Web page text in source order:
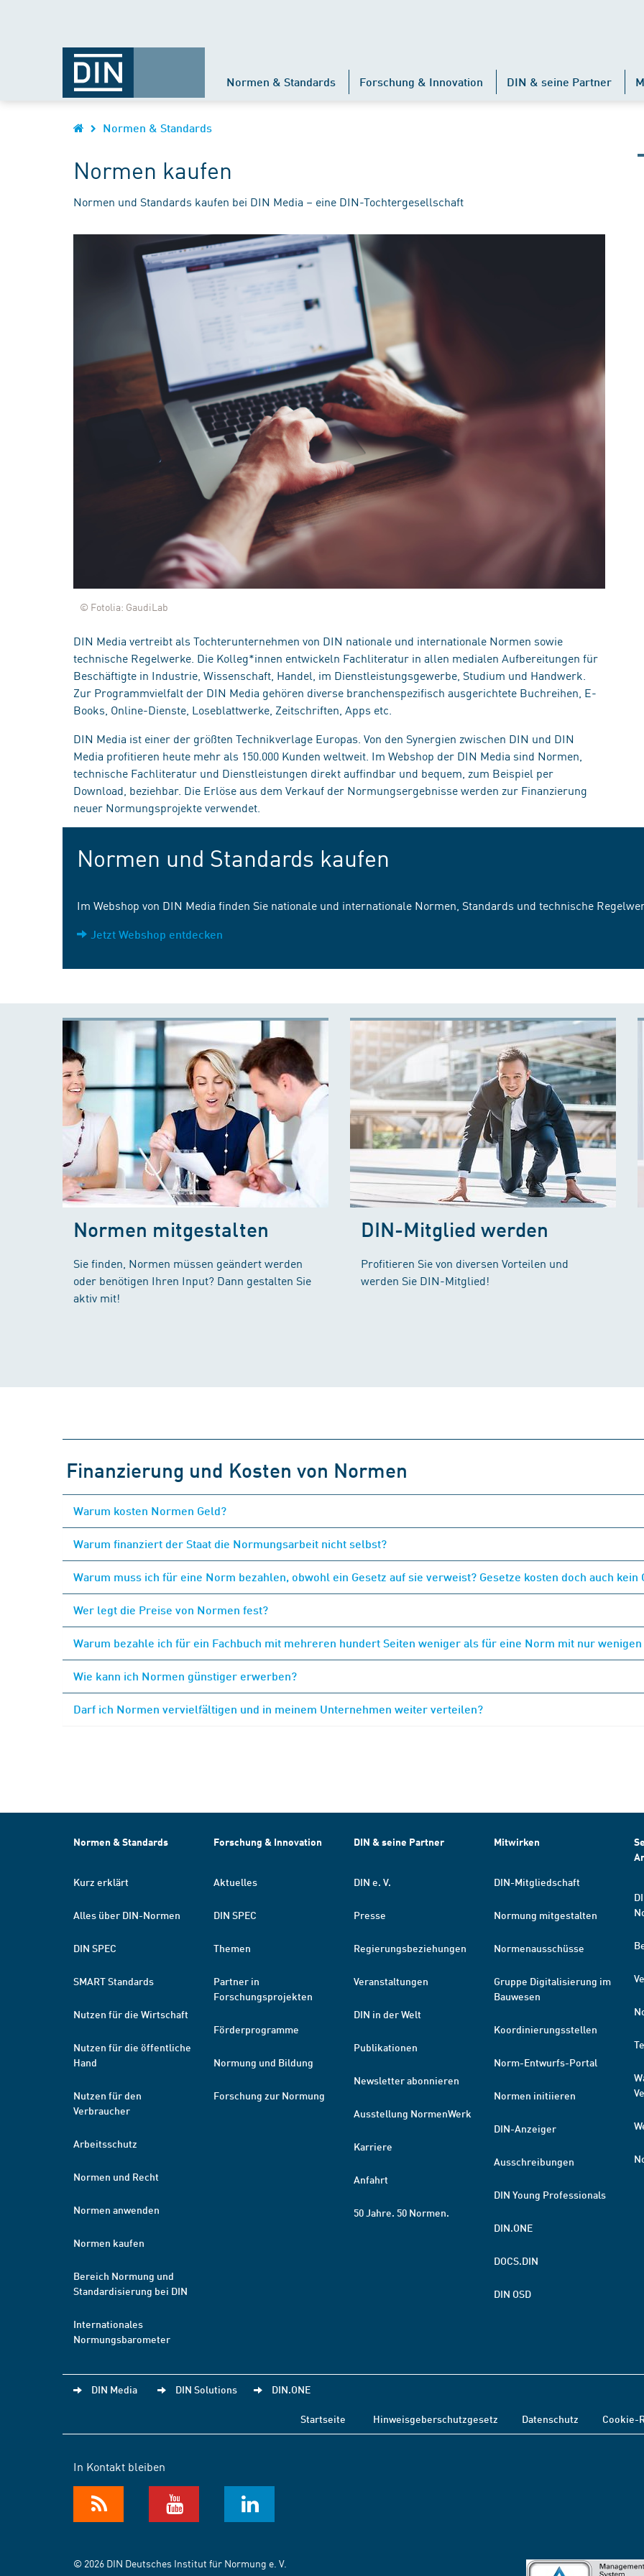
Normen & Standards Forschung & Innovation DIN & seine Partner
Normen & Standards
Normen kaufen
Normen und Standards kaufen bei DIN Media – eine DIN-Tochtergesellschaft
© Fotolia: GaudiLab
DIN Media vertreibt als Tochterunternehmen von DIN nationale und internationale Normen sowie
technische Regelwerke. Die Kolleg*innen entwickeln Fachliteratur in allen medialen Aufbereitungen für
Beschäftigte in Industrie, Wissenschaft, Handel, im Dienstleistungsgewerbe, Studium und Handwerk.
Zur Programmvielfalt der DIN Media gehören diverse branchenspezifisch ausgerichtete Buchreihen, E-
Books, Online-Dienste, Loseblattwerke, Zeitschriften, Apps etc.
DIN Media ist einer der größten Technikverlage Europas. Von den Synergien zwischen DIN und DIN
Media profitieren heute mehr als 150.000 Kunden weltweit. Im Webshop der DIN Media sind Normen,
technische Fachliteratur und Dienstleistungen direkt auffindbar und bequem, zum Beispiel per
Download, beziehbar. Die Erlöse aus dem Verkauf der Normungsergebnisse werden zur Finanzierung
neuer Normungsprojekte verwendet.
Normen und Standards kaufen
Im Webshop von DIN Media finden Sie nationale und internationale Normen, Standards und technische
Jetzt Webshop entdecken
Normen mitgestalten
Sie finden, Normen müssen geändert werden
oder benötigen Ihren Input? Dann gestalten Sie
aktiv mit!
DIN-Mitglied werden
Profitieren Sie von diversen Vorteilen und
werden Sie DIN-Mitglied!
Finanzierung und Kosten von Normen
Warum kosten Normen Geld?
Warum finanziert der Staat die Normungsarbeit nicht selbst?
Warum muss ich für eine Norm bezahlen, obwohl ein Gesetz auf sie verweist? Gesetze kosten doch auch kein
Wer legt die Preise von Normen fest?
Warum bezahle ich für ein Fachbuch mit mehreren hundert Seiten weniger als für eine Norm mit nur wenigen
Wie kann ich Normen günstiger erwerben?
Darf ich Normen vervielfältigen und in meinem Unternehmen weiter verteilen?
Normen & Standards
Kurz erklärt
Alles über DIN-Normen
DIN SPEC
SMART Standards
Nutzen für die Wirtschaft
Nutzen für die öffentliche
Hand
Nutzen für den
Verbraucher
Arbeitsschutz
Normen und Recht
Normen anwenden
Normen kaufen
Bereich Normung und
Standardisierung bei DIN
Internationales
Normungsbarometer
Forschung & Innovation
Aktuelles
DIN SPEC
Themen
Partner in
Forschungsprojekten
Förderprogramme
Normung und Bildung
Forschung zur Normung
DIN & seine Partner
DIN e. V.
Presse
Regierungsbeziehungen
Veranstaltungen
DIN in der Welt
Publikationen
Newsletter abonnieren
Ausstellung NormenWerk
Karriere
Anfahrt
50 Jahre. 50 Normen.
Mitwirken
DIN-Mitgliedschaft
Normung mitgestalten
Normenausschüsse
Gruppe Digitalisierung im
Bauwesen
Koordinierungsstellen
Norm-Entwurfs-Portal
Normen initiieren
DIN-Anzeiger
Ausschreibungen
DIN Young Professionals
DIN.ONE
DOCS.DIN
DIN OSD
DIN Media DIN Solutions DIN.ONE
Startseite Hinweisgeberschutzgesetz Datenschutz Cookie-
In Kontakt bleiben
© 2026 DIN Deutsches Institut für Normung e. V.